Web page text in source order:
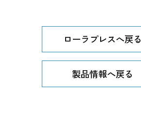
ローラプレスへ戻る
製品情報へ戻る